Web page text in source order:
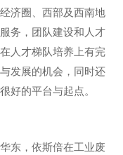
济圈、西部及西南地
务，团队建设和人才
人才梯队培养上有完
发展的机会，同时还
好的平台与起点。
东，依斯倍在工业废